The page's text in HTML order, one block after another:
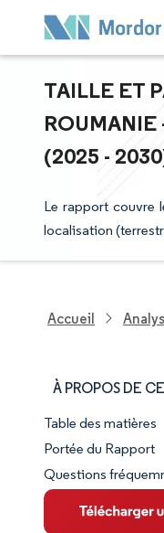
TAILLE ET
ROUMANIE
(2025 -
Le rapport couvre
localisation
Accueil
À PROPOS DE
Aperçu du
VUE
Principales
Table des matières
Portée du Rapport
Questions